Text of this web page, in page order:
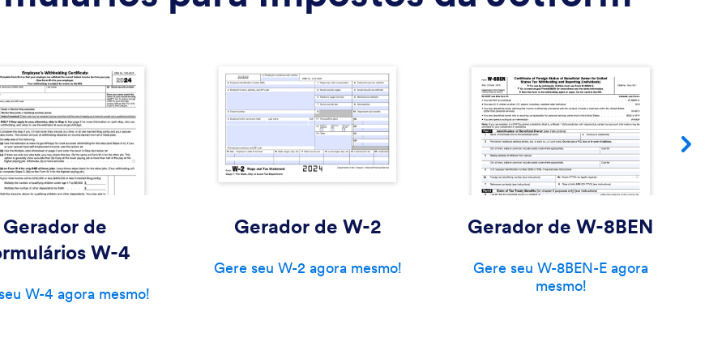
Gerador de
W-4
W-4 agora mesmo!
Gerador de W-2
Gere seu W-2 agora mesmo!
Gerador de W-8BEN
Gere seu W-8BEN-E agora
mesmo!